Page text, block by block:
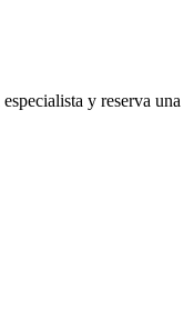
y reserva una